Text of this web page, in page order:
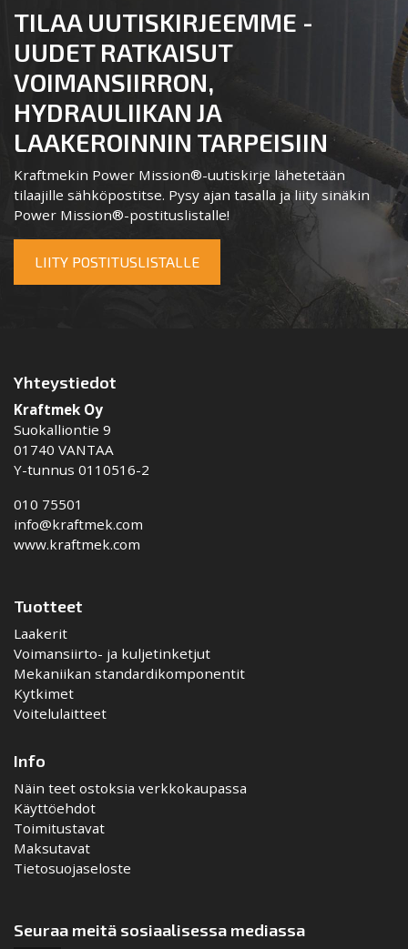
TILAA UUTISKIRJEEMME -
UUDET RATKAISUT
VOIMANSIIRRON,
HYDRAULIIKAN JA
LAAKEROINNIN TARPEISIIN
Kraftmekin Power Mission®-uutiskirje lähetetään
tilaajille sähköpostitse. Pysy ajan tasalla ja liity sinäkin
Power Mission®-postituslistalle!
LIITY POSTITUSLISTALLE
Yhteystiedot
Kraftmek Oy
Suokalliontie 9
01740 VANTAA
Y-tunnus 0110516-2
010 75501
info@kraftmek.com
www.kraftmek.com
Tuotteet
Laakerit
Voimansiirto- ja kuljetinketjut
Mekaniikan standardikomponentit
Kytkimet
Voitelulaitteet
Info
Näin teet ostoksia verkkokaupassa
Käyttöehdot
Toimitustavat
Maksutavat
Tietosuojaseloste
Seuraa meitä sosiaalisessa mediassa